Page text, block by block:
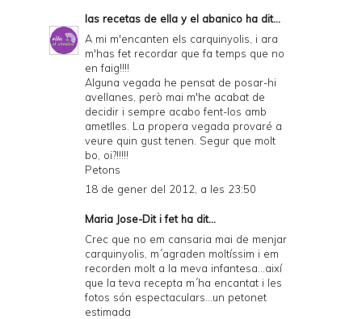
las recetas de ella y el abanico ha dit...
A mi m'encanten els carquinyolis, i ara
m'has fet recordar que fa temps que no
en faig!!!!
Alguna vegada he pensat de posar-hi
avellanes, però mai m'he acabat de
decidir i sempre acabo fent-los amb
ametlles. La propera vegada provaré a
veure quin gust tenen. Segur que molt
bo, oi?!!!!!
Petons
18 de gener del 2012, a les 23:50
Maria Jose-Dit i fetha dit...
Crec que no em cansaria mai de menjar
carquinyolis, m´agraden moltíssim i em
recorden molt a la meva infantesa...així
que la teva recepta m´ha encantat i les
fotos són espectaculars...un petonet
estimada